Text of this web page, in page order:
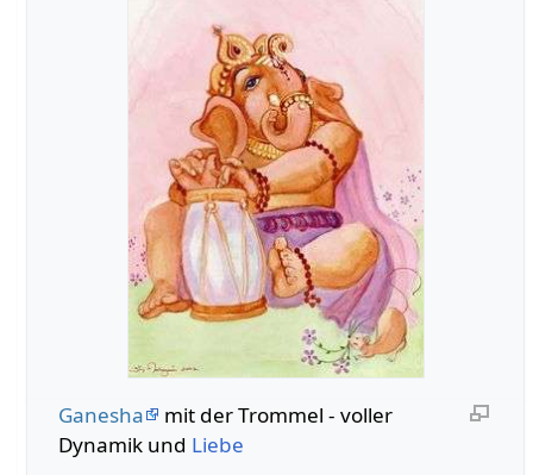
Ganesha
mit der Trommel - voller
Dynamik und Liebe